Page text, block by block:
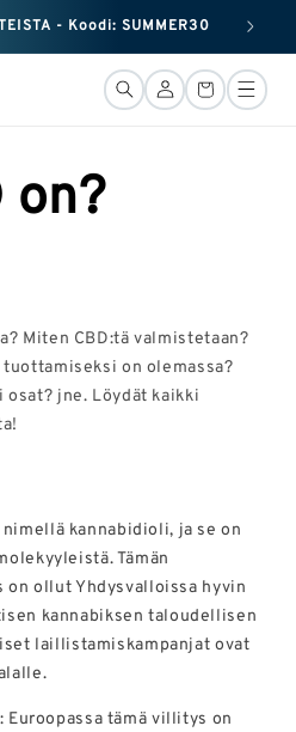
- Koodi: SUMMER30 + 50
YhteysKori
on?
Miten CBD:tä valmistetaan?
on olemassa?
osat? jne. Löydät kaikki
kannabidioli, ja se on
Tämän
ollut Yhdysvalloissa hyvin
kannabiksen taloudellisen
laillistamiskampanjat ovat
tämä villitys on